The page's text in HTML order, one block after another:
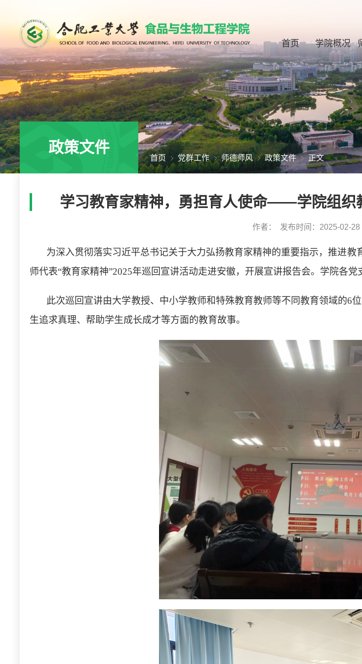
首页 学院概况
政策文件
首页 党群工作 师德师风 政策文件 正文
学习教育家精神，勇担育人使命——学院组织
作者： 发布时间：2025-02-
为深入贯彻落实习近平总书记关于大力弘扬教育家精神的重要指示，推进教
师代表“教育家精神”2025年巡回宣讲活动走进安徽，开展宣讲报告会。学院各
此次巡回宣讲由大学教授、中小学教师和特殊教育教师等不同教育领域的6
生追求真理、帮助学生成长成才等方面的教育故事。